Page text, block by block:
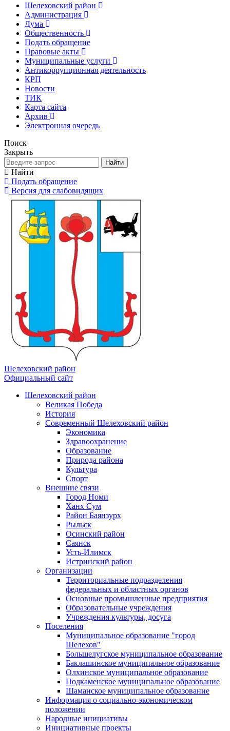
Шелеховский район
Администрация
Дума
Общественность
Подать обращение
Правовые акты
Муниципальные услуги
Антикоррупционная деятельность
КРП
Новости
ТИК
Карта сайта
Архив
Электронная очередь
Поиск
Закрыть
Найти
Найти
Подать обращение
Версия для слабовидящих
Шелеховский район
Официальный сайт
Шелеховский район
Великая Победа
История
Современный Шелеховский район
Экономика
Здравоохранение
Образование
Природа района
Культура
Спорт
Внешние связи
Город Номи
Ханх Сум
Район Баянзурх
Рыльск
Осинский район
Саянск
Усть-Илимск
Истринский район
Организации
Территориальные подразделения
федеральных и областных органов
Основные промышленные предприятия
Образовательные учреждения
Учреждения культуры, досуга
Поселения
Муниципальное образование "город
Шелехов"
Большелугское муниципальное образование
Баклашинское муниципальное образование
Олхинское муниципальное образование
Подкаменское муниципальное образование
Шаманское муниципальное образование
Информация о социально-экономическом
положении
Народные инициативы
Инициативные проекты